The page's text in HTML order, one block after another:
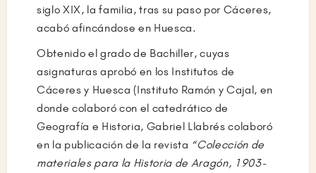
siglo XIX, la familia, tras su paso por Cáceres,
acabó afincándose en Huesca.
Obtenido el grado de Bachiller, cuyas
asignaturas aprobó en los Institutos de
Cáceres y Huesca (Instituto Ramón y Cajal, en
donde colaboró con el catedrático de
Geografía e Historia, Gabriel Llabrés colaboró
en la publicación de la revista “Colección de
materiales para la Historia de Aragón, 1903-